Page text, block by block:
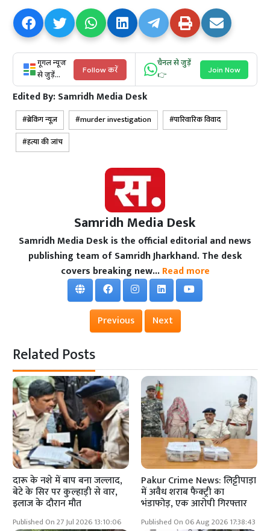
गूगल न्यूज
से जुड़ें...
Follow करें
चैनल से जुड़ें
👉
Join Now
Edited By:Samridh Media Desk
ब्रेकिंग न्यूज़ murder investigation
पारिवारिक विवाद
हत्या की जांच
Samridh Media Desk
Samridh Media Desk is the official editorial and news
publishing team of Samridh Jharkhand. The desk
covers breaking new... Read more
Previous Next
Related Posts
दारू के नशे में बाप बना जल्लाद,
बेटे के सिर पर कुल्हाड़ी से वार,
इलाज के दौरान मौत
Published On 27 Jul 2026 13:10:06
Pakur Crime News: लिट्टीपाड़ा
में अवैध शराब फैक्ट्री का
भंडाफोड़, एक आरोपी गिरफ्तार
Published On 06 Aug 2026 17:38:43